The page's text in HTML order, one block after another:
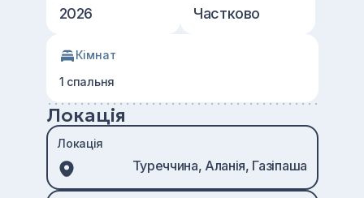
2026 Частково
Кімнат
1 спальня
Локація
Локація
Туреччина, Аланія, Газіпаша